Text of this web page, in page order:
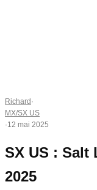
Richard ·
MX/SX US
·12 mai 2025
SX US : Salt
2025